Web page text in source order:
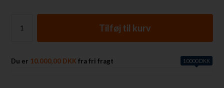
Du er 10.000,00 DKK fra fri fragt 10000 DKK